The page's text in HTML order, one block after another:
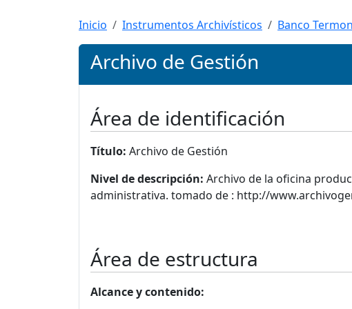
Inicio Instrumentos Archivísticos Banco
Archivo de Gestión
Área de identificación
Título: Archivo de Gestión
Nivel de descripción: Archivo de la oficina
administrativa. tomado de : http://
Área de estructura
Alcance y contenido: